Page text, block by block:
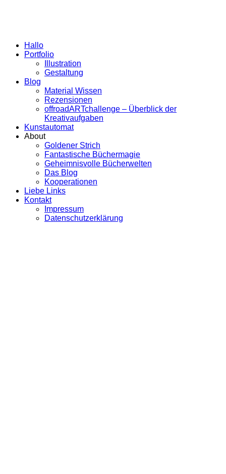
Hallo
Portfolio
Illustration
Gestaltung
Blog
Material Wissen
Rezensionen
offroadARTchallenge – Überblick der
Kreativaufgaben
Kunstautomat
About
Goldener Strich
Fantastische Büchermagie
Geheimnisvolle Bücherwelten
Das Blog
Kooperationen
Liebe Links
Kontakt
Impressum
Datenschutzerklärung